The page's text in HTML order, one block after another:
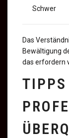
Schwer
Das
Bewältigung
das erfordern
TIPPS